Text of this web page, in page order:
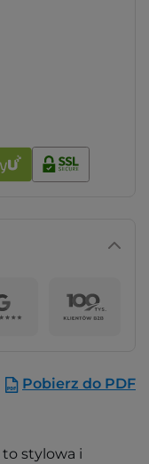
Pobierz do PDF
to stylowa i